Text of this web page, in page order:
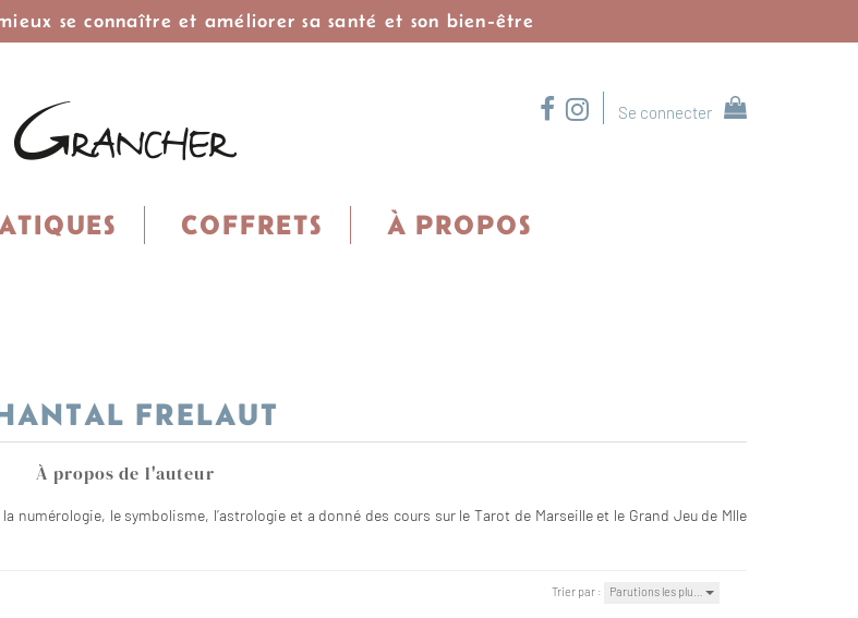
se connaître et améliorer sa santé et son bien-être
Se connecter
COFFRETS À PROPOS
FRELAUT
À propos de l'auteur
numérologie, le symbolisme, l’astrologie et a donné des cours sur le Tarot de Marseille et le Grand Jeu de Mlle
Trier par : Parutions les plu…